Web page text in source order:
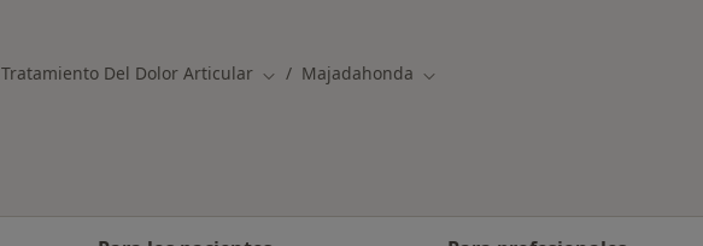
Tratamiento Del Dolor Articular Cambiar de ciudad
Majadahonda Cambiar de ciudad